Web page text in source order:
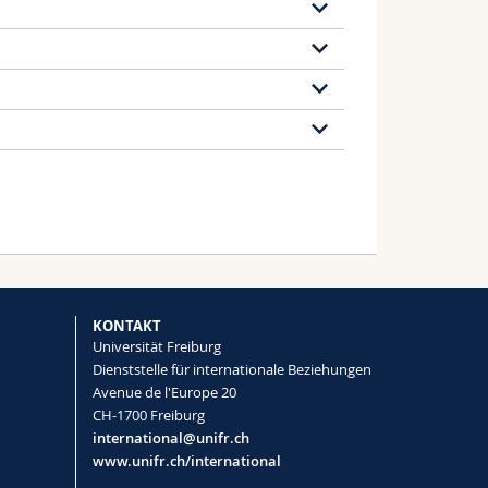
bei der Dienststelle für internationale
Sie können Ihre Bewerbung online per
die folgenden Dokumente ein:
Bewerbung) Kurse und Prüfungen
an Ihrer Erfahrung teilhaben lassen
KONTAKT
Universität Freiburg
Dienststelle für internationale Beziehungen
Avenue de l'Europe 20
CH-1700 Freiburg
international@unifr.ch
www.unifr.ch/international